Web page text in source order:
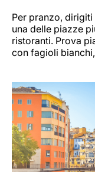
Per pranzo,
una delle piazze
ristoranti. Prova
con fagioli bianchi,